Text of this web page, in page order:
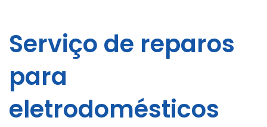
Serviço de reparos
para
eletrodomésticos